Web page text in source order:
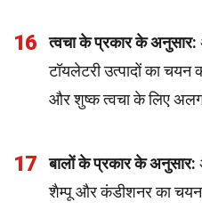
16 त्वचा के प्रकार के अनुसार:
टॉयलेटरी उत्पादों का
और शुष्क त्वचा के लिए अलग
17 बालों के प्रकार के अनुसार:
शैम्पू और कंडीशनर का